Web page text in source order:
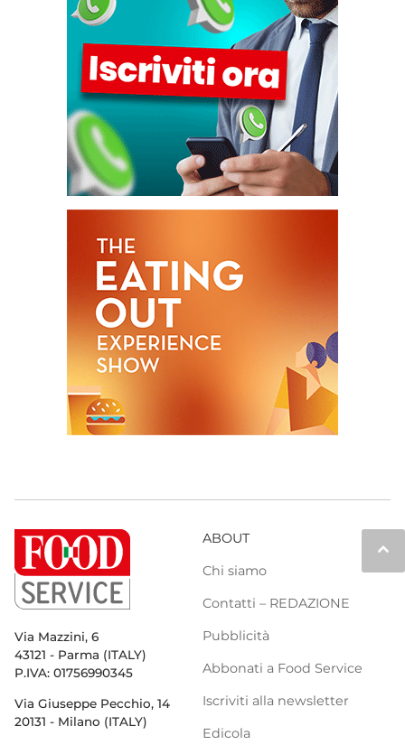
keyboard_arrow_up
Via Mazzini, 6
43121 - Parma (ITALY)
P.IVA: 01756990345
Via Giuseppe Pecchio, 14
20131 - Milano (ITALY)
ABOUT
Chi siamo
Contatti – REDAZIONE
Pubblicità
Abbonati a Food Service
Iscriviti alla newsletter
Edicola